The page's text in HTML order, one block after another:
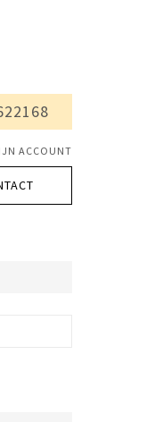
ACCOUNT